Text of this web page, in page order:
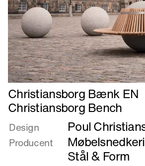
Læs
mere
om
Christiansborg
Bænk
EN
Christiansborg Bænk EN
Christiansborg Bench
Design Poul
Producent
Stål & Form